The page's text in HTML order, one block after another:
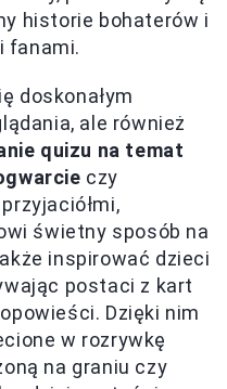
historie bohaterów i
fanami.
doskonałym
ale również
quizu na temat
czy
świetny sposób na
inspirować dzieci
postaci z kart
Dzięki nim
w rozrywkę
na graniu czy